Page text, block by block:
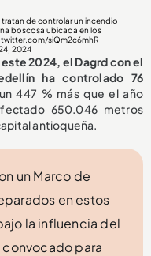
tratan de controlar un incendio
boscosa ubicada en los
siQm2c6mhR
2024
este 2024, el Dagrd con el
ha controlado 76
447 % más que el año
650.046 metros
antioqueña.
un Marco de
en estos
la influencia del
para